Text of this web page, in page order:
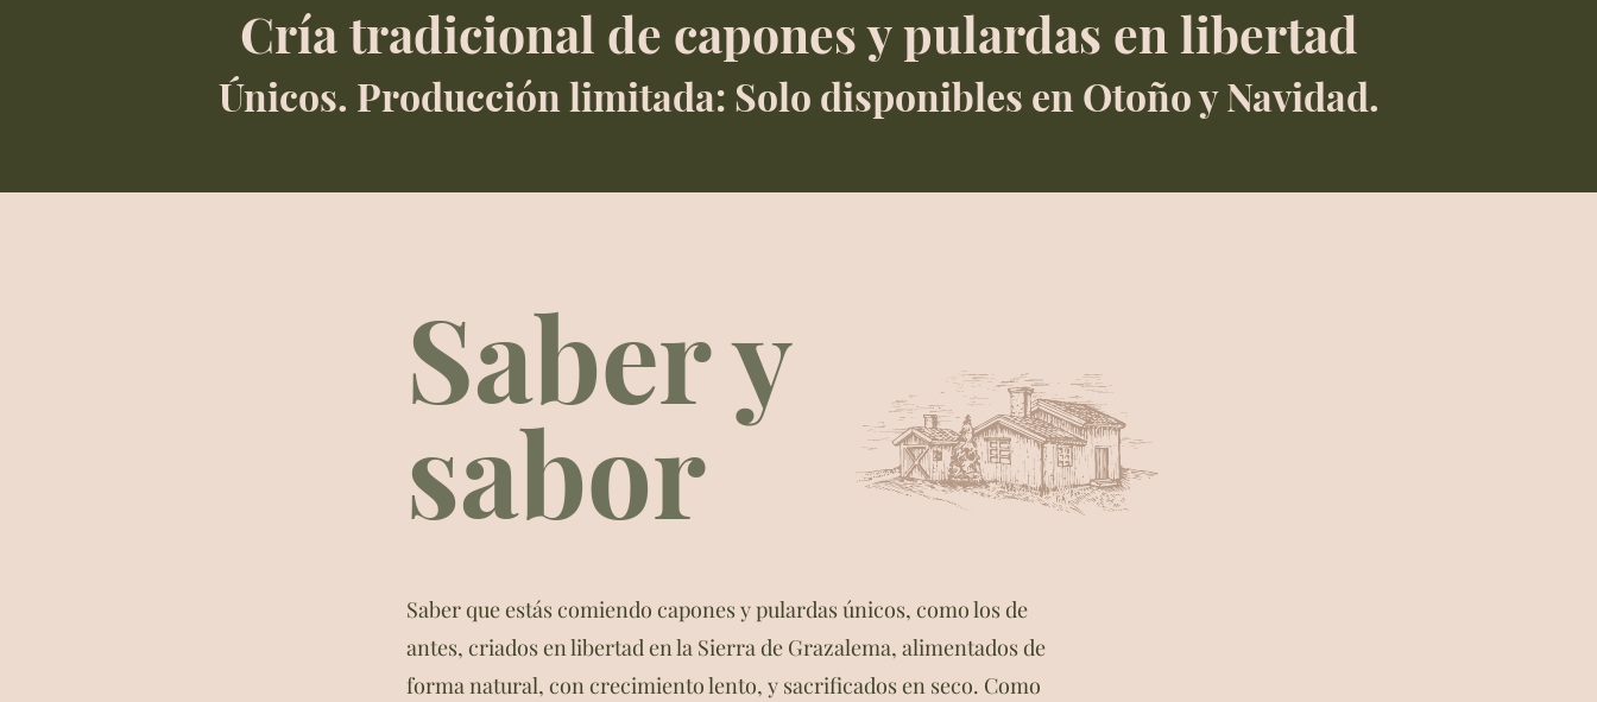
Cría tradicional de capones y pulardas en libertad
Únicos. Producción limitada: Solo disponibles en Otoño y Navidad.
Saber y
sabor
Saber que estás comiendo capones y pulardas únicos, como los de
antes, criados en libertad en la Sierra de Grazalema, alimentados de
forma natural, con crecimiento lento, y sacrificados en seco. Como